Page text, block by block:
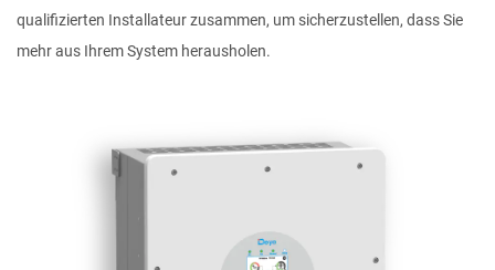
qualifizierten Installateur zusammen, um sicherzustellen, dass Sie
mehr aus Ihrem System herausholen.